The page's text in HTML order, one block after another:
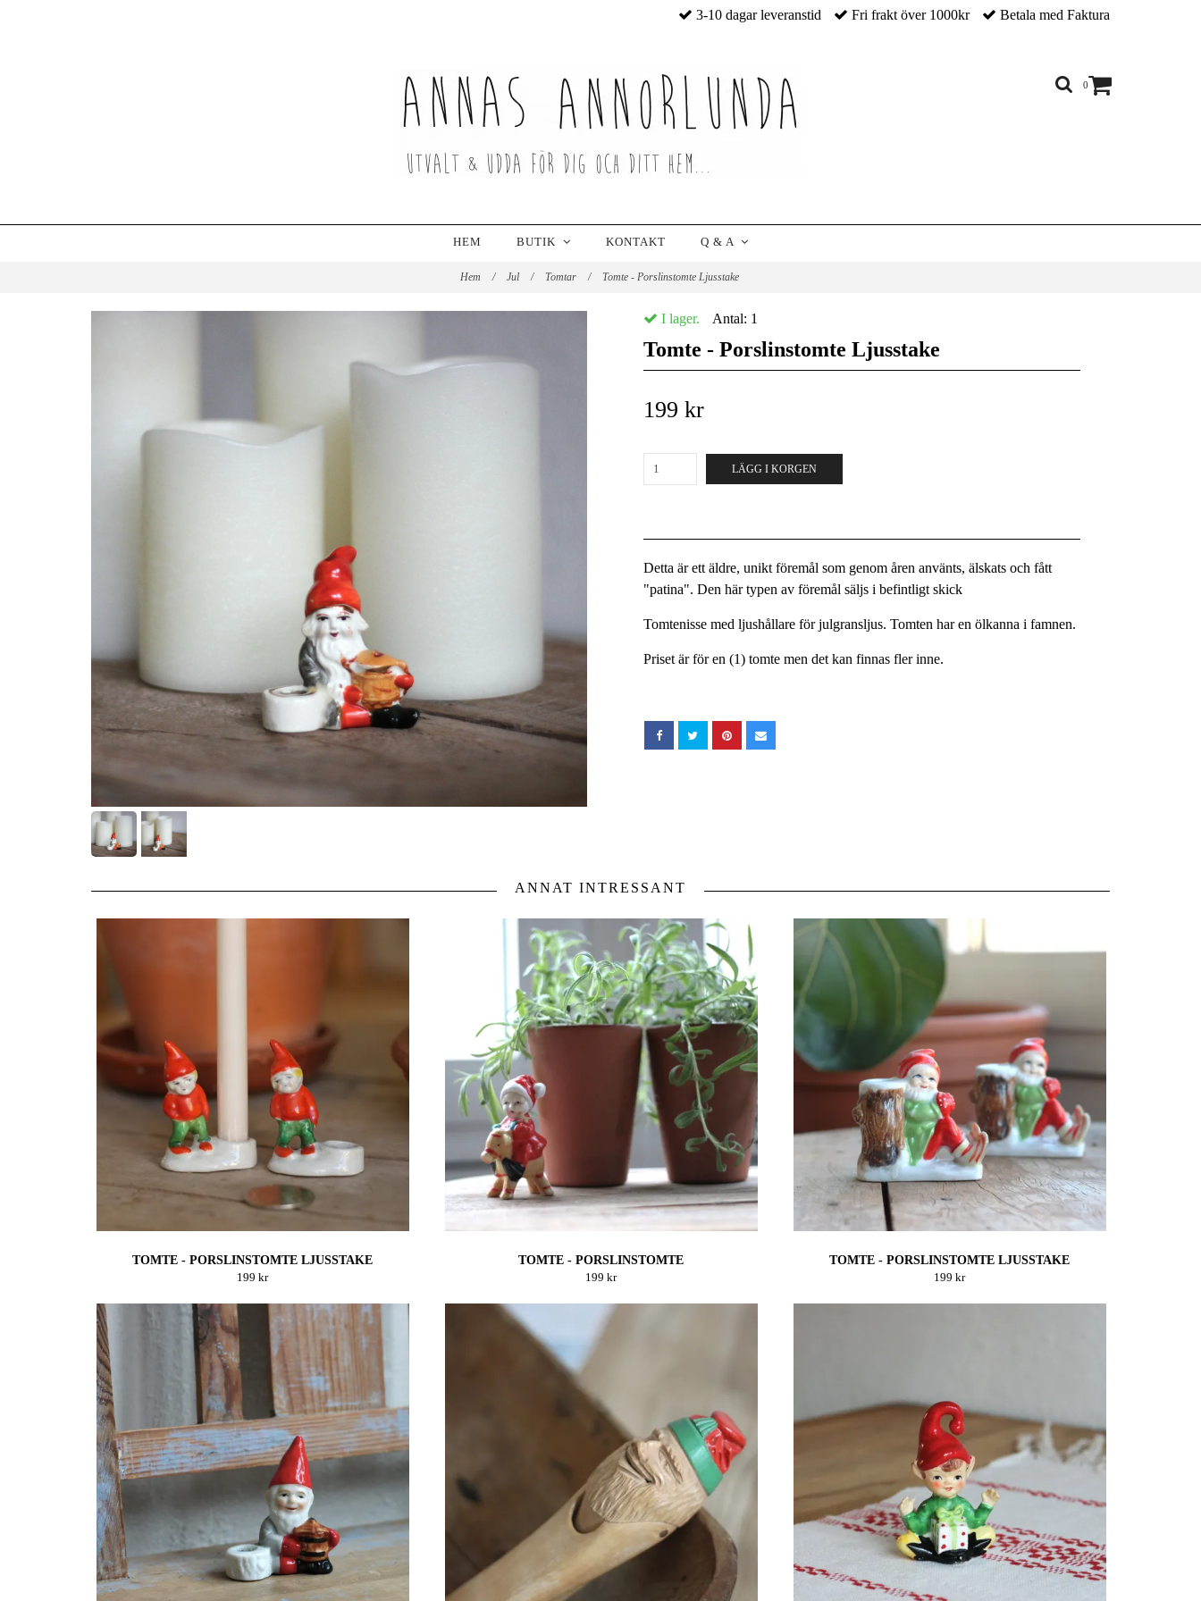
3-10 dagar leveranstid Fri frakt över 1000kr Betala med Faktura
0
HEM BUTIK KONTAKT Q & A
Hem / Jul / Tomtar / Tomte - Porslinstomte Ljusstake
I lager. Antal: 1
Tomte - Porslinstomte Ljusstake
199 kr
LÄGG I KORGEN
Detta är ett äldre, unikt föremål som genom åren använts, älskats och fått
"patina". Den här typen av föremål säljs i befintligt skick
Tomtenisse med ljushållare för julgransljus. Tomten har en ölkanna i famnen.
Priset är för en (1) tomte men det kan finnas fler inne.
ANNAT INTRESSANT
TOMTE - PORSLINSTOMTE LJUSSTAKE
199 kr
TOMTE - PORSLINSTOMTE
199 kr
TOMTE - PORSLINSTOMTE LJUSSTAKE
199 kr